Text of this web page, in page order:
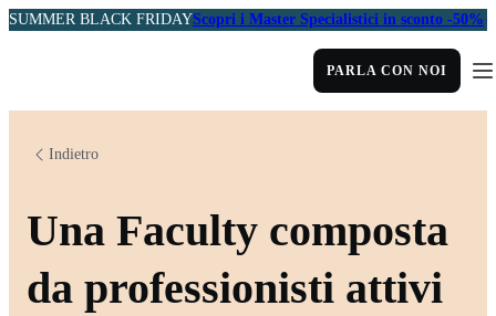
SUMMER BLACK FRIDAYScopri i Master Specialistici in sconto -50%
PARLA CON NOI
Indietro
Una Faculty composta
da professionisti attivi